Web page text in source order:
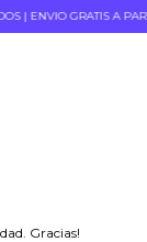
| ENVIO GRATIS A
Gracias!